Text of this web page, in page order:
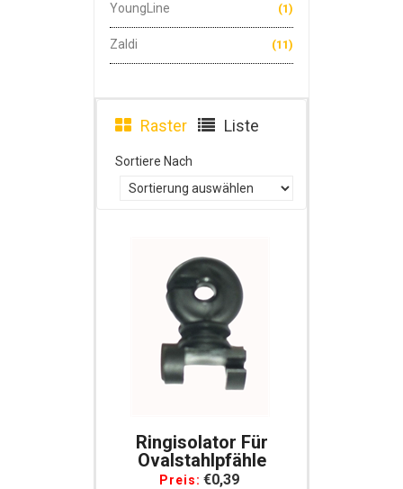
YoungLine (1)
Zaldi (11)
Raster Liste
Sortiere Nach
Ringisolator Für
Ovalstahlpfähle
Preis: €0,39